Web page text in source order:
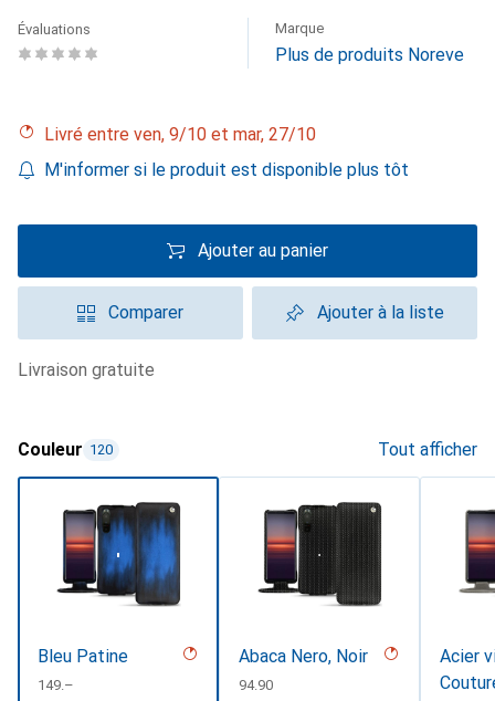
Évaluations Marque
Plus de produits Noreve
Livré entre ven, 9/10 et mar, 27/10
M'informer si le produit est disponible plus tôt
Ajouter au panier
Comparer Ajouter à la liste
livraison gratuite
Couleur 120 Tout afficher
Bleu Patine
CHF
149.–
Abaca Nero, Noir
CHF
94.90
Acier